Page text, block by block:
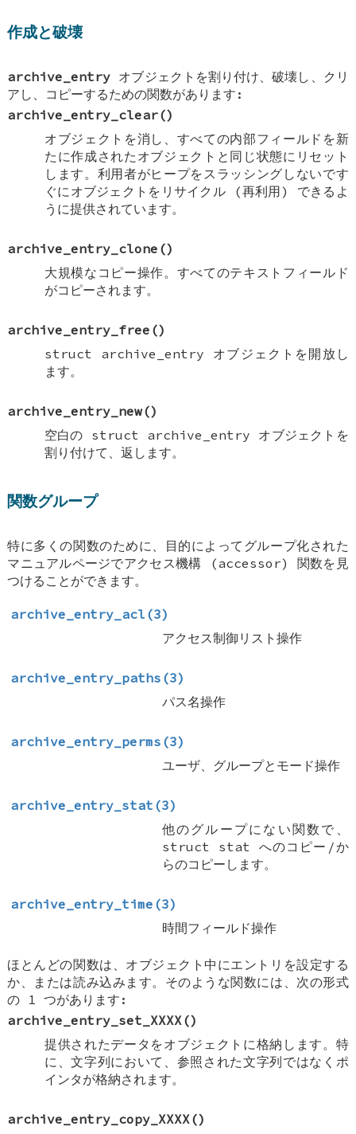
作成と破壊
archive_entry オブジェクトを割り付け、破壊し、クリ
アし、コピーするための関数があります:
archive_entry_clear()
オブジェクトを消し、すべての内部フィールドを新
たに作成されたオブジェクトと同じ状態にリセット
します。利用者がヒープをスラッシングしないです
ぐにオブジェクトをリサイクル (再利用) できるよ
うに提供されています。
archive_entry_clone ()
大規模なコピー操作。すべてのテキストフィールド
がコピーされます。
archive_entry_free ()
struct archive_entry オブジェクトを開放し
ます。
archive_entry_new()
空白の struct archive_entry オブジェクトを
割り付けて、返します。
関数グループ
特に多くの関数のために、目的によってグループ化された
マニュアルページでアクセス機構 (accessor) 関数を見
つけることができます。
archive_entry_acl(3)
アクセス制御リスト操作
archive_entry_paths(3)
パス名操作
archive_entry_perms(3)
ユーザ、グループとモード操作
archive_entry_stat(3)
他のグループにない関数で、
struct stat へのコピー/か
らのコピーします。
archive_entry_time(3)
時間フィールド操作
ほとんどの関数は、オブジェクト中にエントリを設定する
か、または読み込みます。そのような関数には、次の形式
の 1 つがあります:
archive_entry_set_XXXX()
提供されたデータをオブジェクトに格納します。特
に、文字列において、参照された文字列ではなくポ
インタが格納されます。
archive_entry_copy_XXXX()